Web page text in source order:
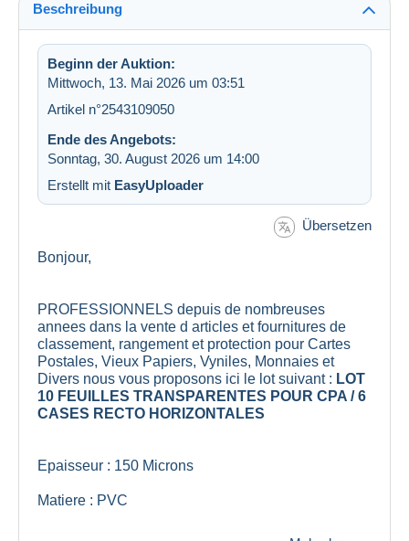
Beschreibung
Beginn der Auktion:
Mittwoch, 13. Mai 2026 um 03:51
Artikel n°2543109050
Ende des Angebots:
Sonntag, 30. August 2026 um 14:00
Erstellt mit EasyUploader
Übersetzen
Bonjour,
PROFESSIONNELS depuis de nombreuses
annees dans la vente d articles et fournitures de
classement, rangement et protection pour Cartes
Postales, Vieux Papiers, Vyniles, Monnaies et
Divers nous vous proposons ici le lot suivant : LOT
10 FEUILLES TRANSPARENTES POUR CPA / 6
CASES RECTO HORIZONTALES
Epaisseur : 150 Microns
Matiere : PVC